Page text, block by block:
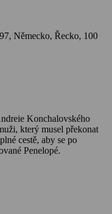
Německo, Řecko, 100
Konchalovského
který musel překonat
cestě, aby se po
Penelopé.